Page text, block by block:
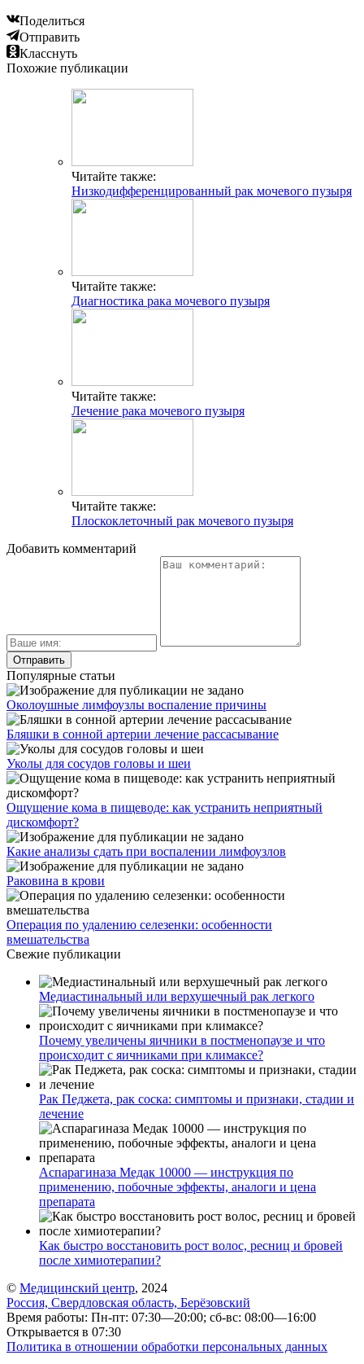
Поделиться
Отправить
Класснуть
Похожие публикации
Читайте также:
Низкодифференцированный рак мочевого пузыря
Читайте также:
Диагностика рака мочевого пузыря
Читайте также:
Лечение рака мочевого пузыря
Читайте также:
Плоскоклеточный рак мочевого пузыря
Добавить комментарий
Популярные статьи
Околоушные лимфоузлы воспаление причины
Бляшки в сонной артерии лечение рассасывание
Уколы для сосудов головы и шеи
Ощущение кома в пищеводе: как устранить неприятный
дискомфорт?
Какие анализы сдать при воспалении лимфоузлов
Раковина в крови
Операция по удалению селезенки: особенности
вмешательства
Свежие публикации
Медиастинальный или верхушечный рак легкого
Почему увеличены яичники в постменопаузе и что
происходит с яичниками при климаксе?
Рак Педжета, рак соска: симптомы и признаки, стадии и
лечение
Аспарагиназа Медак 10000 — инструкция по
применению, побочные эффекты, аналоги и цена
препарата
Как быстро восстановить рост волос, ресниц и бровей
после химиотерапии?
© Медицинский центр, 2024
Россия, Свердловская область, Берёзовский
Время работы: Пн-пт: 07:30—20:00; сб-вс: 08:00—16:00
Открывается в 07:30
Политика в отношении обработки персональных данных